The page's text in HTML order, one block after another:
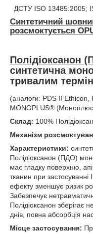
ДСТУ ISO 13485:2005;
Синтетичний
розсмоктується
Полідіоксанон
синтетична
тривалим
(аналоги: PDS II Ethicon,
MONOPLUS®
Склад: 100%
Механізм
Характеристики:
Полідіоксанон (ПДО)
має гладку поверхню,
тканин при застосуванні
ефекту зменшує ризик
Забезпечує
Полідіоксанон зберігає
днів, повна абсорбція
Місце застосування: